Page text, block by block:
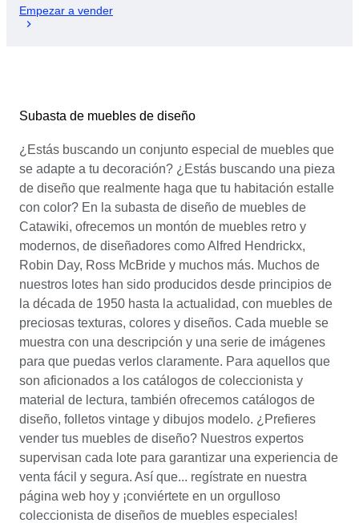
Empezar a vender
Subasta de muebles de diseño
¿Estás buscando un conjunto especial de muebles que
se adapte a tu decoración? ¿Estás buscando una pieza
de diseño que realmente haga que tu habitación estalle
con color? En la subasta de diseño de muebles de
Catawiki, ofrecemos un montón de muebles retro y
modernos, de diseñadores como Alfred Hendrickx,
Robin Day, Ross McBride y muchos más. Muchos de
nuestros lotes han sido producidos desde principios de
la década de 1950 hasta la actualidad, con muebles de
preciosas texturas, colores y diseños. Cada mueble se
muestra con una descripción y una serie de imágenes
para que puedas verlos claramente. Para aquellos que
son aficionados a los catálogos de coleccionista y
material de lectura, también ofrecemos catálogos de
diseño, folletos vintage y dibujos modelo. ¿Prefieres
vender tus muebles de diseño? Nuestros expertos
supervisan cada lote para garantizar una experiencia de
venta fácil y segura. Así que... regístrate en nuestra
página web hoy y ¡conviértete en un orgulloso
coleccionista de diseños de muebles especiales!